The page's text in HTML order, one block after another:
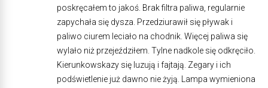
poskręcałem to jakoś. Brak filtra paliwa, regularnie
zapychała się dysza. Przedziurawił się pływak i
paliwo ciurem leciało na chodnik. Więcej paliwa się
wylało niż przejeździłem. Tylne nadkole się odkręciło.
Kierunkowskazy się luzują i fajtają. Zegary i ich
podświetlenie już dawno nie żyją. Lampa wymieniona